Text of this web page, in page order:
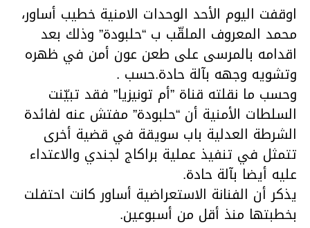
اوقفت اليوم الأحد الوحدات الامنية خطيب أساور،
محمد المعروف الملقّب ب “حلبودة” وذلك بعد
اقدامه بالمرسى على طعن عون أمن في ظهره
وتشويه وجهه بآلة حادة.حسب .
وحسب ما نقلته قناة ”أم تونيزيا” فقد تبيّنت
السلطات الأمنية أن “حلبودة” مفتش عنه لفائدة
الشرطة العدلية باب سويقة في قضية أخرى
تتمثل في تنفيذ عملية براكاج لجندي والاعتداء
عليه أيضا بآلة حادة.
يذكر أن الفنانة الاستعراضية أساور كانت احتفلت
بخطبتها منذ أقل من أسبوعين.